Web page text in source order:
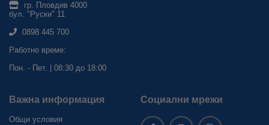
гр. Пловдив 4000
бул. "Руски" 11
0898 445 700
Работно време:
Пон. - Пет. | 08:30 до 18:00
Важна информация
Общи условия
Социални мрежи